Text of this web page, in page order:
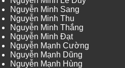
Nguyễn Minh Sang
Nguyễn Minh Thu
Nguyễn Minh Thắng
Nguyễn Minh Đạt
Nguyễn Mạnh Cường
Nguyễn Mạnh Dũng
Nguyễn Mạnh Hùng